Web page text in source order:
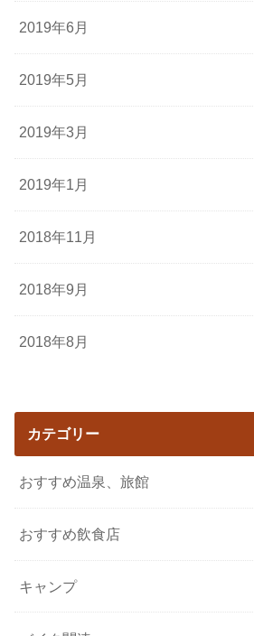
2019年6月
2019年5月
2019年3月
2019年1月
2018年11月
2018年9月
2018年8月
カテゴリー
おすすめ温泉、旅館
おすすめ飲食店
キャンプ